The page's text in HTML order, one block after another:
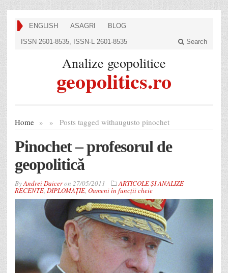
ENGLISH ASAGRI BLOG
ISSN 2601-8535, ISSN-L 2601-8535 Search
Analize geopolitice
geopolitics.ro
Home » Posts tagged with
» augusto pinochet
Pinochet – profesorul de
geopolitică
ByAndrei Daiceron 27/05/2011 ARTICOLE ȘI ANALIZE
RECENTE, DIPLOMAȚIE, Oameni în funcții cheie